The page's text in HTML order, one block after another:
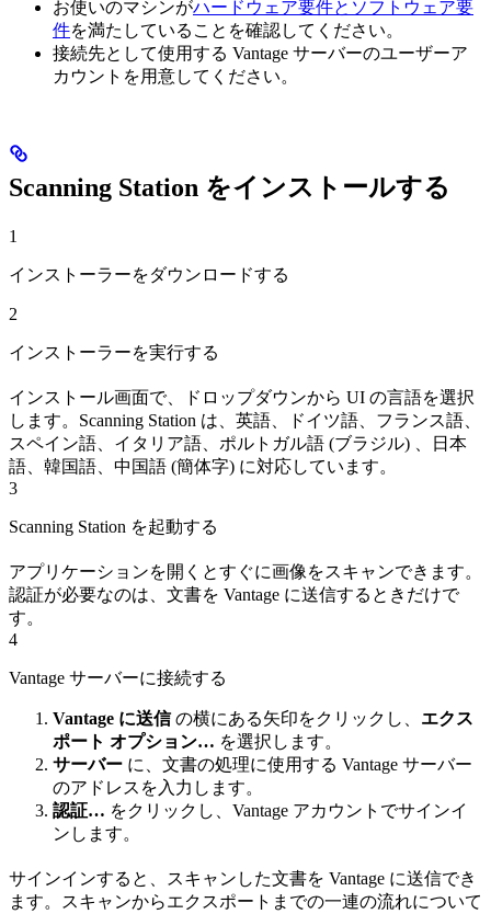
お使いのマシンがハードウェア要件とソフトウェア要
件を満たしていることを確認してください。
接続先として使用する Vantage サーバーのユーザーア
カウントを用意してください。
Scanning Station をインストールする
1
インストーラーをダウンロードする
2
インストーラーを実行する
インストール画面で、ドロップダウンから UI の言語を選択
します。Scanning Station は、英語、ドイツ語、フランス語、
スペイン語、イタリア語、ポルトガル語 (ブラジル) 、日本
語、韓国語、中国語 (簡体字) に対応しています。
3
Scanning Station を起動する
アプリケーションを開くとすぐに画像をスキャンできます。
認証が必要なのは、文書を Vantage に送信するときだけで
す。
4
Vantage サーバーに接続する
Vantage に送信の横にある矢印をクリックし、 エクス
ポート オプション… を選択します。
サーバー に、文書の処理に使用する Vantage サーバー
のアドレスを入力します。
認証… をクリックし、Vantage アカウントでサインイ
ンします。
サインインすると、スキャンした文書を Vantage に送信でき
ます。スキャンからエクスポートまでの一連の流れについて